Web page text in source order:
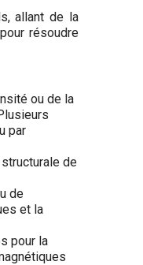
allant de la
résoudre
ou de la
par
de
de
et la
pour la